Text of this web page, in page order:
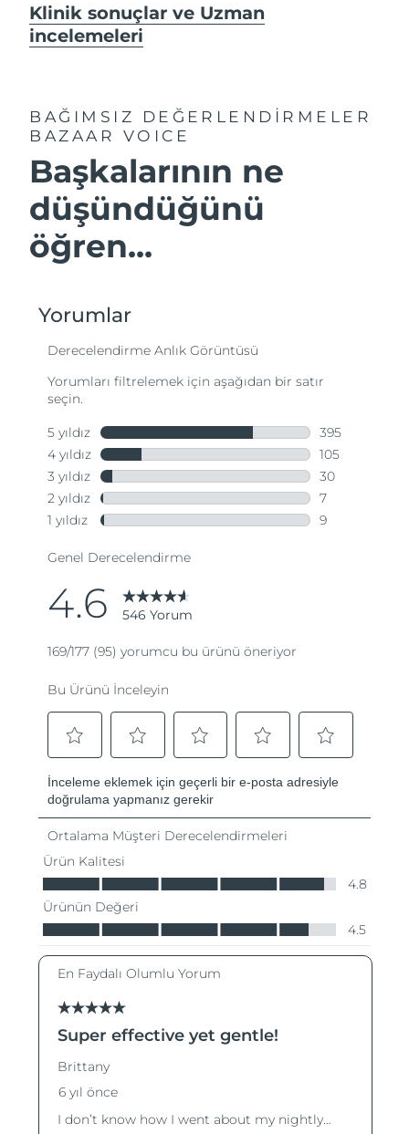
Klinik sonuçlar ve Uzman
incelemeleri
BAĞIMSIZ DEĞERLENDİRMELER
BAZAAR VOICE
Başkalarının ne
düşündüğünü
öğren...